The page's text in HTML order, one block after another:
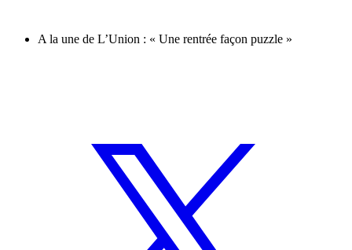
A la une de L’Union : « Une rentrée façon puzzle »